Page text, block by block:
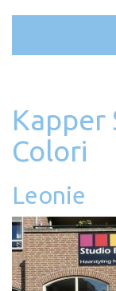
Kapper
Colori
Leonie